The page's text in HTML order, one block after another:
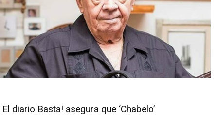
El diario Basta! asegura que ‘Chabelo’